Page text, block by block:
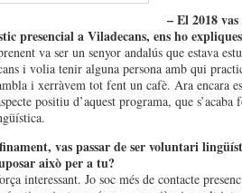
– El 2018
presencial a Viladecans, ens ho
va ser un senyor andalús que estava
i volia tenir alguna persona amb qui
i xerràvem tot fent un cafè. Ara encara
positiu d’aquest programa, que
vas passar de ser voluntari
això per a tu?
interessant. Jo soc més de contacte